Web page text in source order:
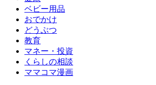
ベビー用品
おでかけ
どうぶつ
教育
マネー・投資
くらしの相談
ママコマ漫画